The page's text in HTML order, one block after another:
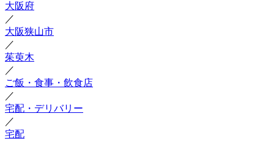
大阪府
／
大阪狭山市
／
茱萸木
／
ご飯・食事・飲食店
／
宅配・デリバリー
／
宅配